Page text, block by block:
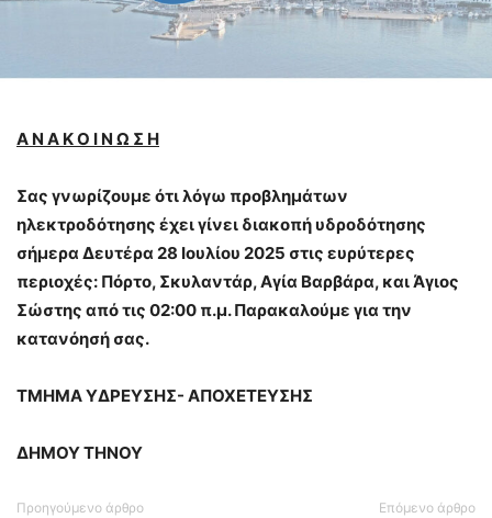
Α Ν Α Κ Ο Ι Ν Ω Σ Η
Σας γνωρίζουμε ότι λόγω προβλημάτων
ηλεκτροδότησης έχει γίνει διακοπή υδροδότησης
σήμερα Δευτέρα 28 Ιουλίου 2025 στις ευρύτερες
περιοχές: Πόρτο, Σκυλαντάρ, Αγία Βαρβάρα, και Άγιος
Σώστης από τις 02:00 π.μ. Παρακαλούμε για την
κατανόησή σας.
ΤΜΗΜΑ ΥΔΡΕΥΣΗΣ- ΑΠΟΧΕΤΕΥΣΗΣ
ΔΗΜΟΥ ΤΗΝΟΥ
Προηγούμενο άρθρο Επόμενο άρθρο